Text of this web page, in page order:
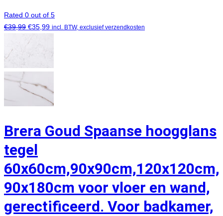
Rated 0 out of 5
€39,99 €35,99 incl. BTW, exclusief verzendkosten
Brera Goud Spaanse hoogglans
tegel
60x60cm,90x90cm,120x120cm,
90x180cm voor vloer en wand,
gerectificeerd. Voor badkamer,